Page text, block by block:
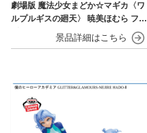
劇場版 魔法少女まどか☆マギカ〈ワ
ルプルギスの廻天〉 暁美ほむら フィ